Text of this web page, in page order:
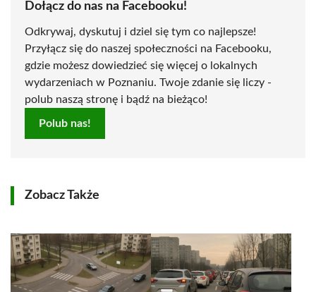
Dołącz do nas na Facebooku!
Odkrywaj, dyskutuj i dziel się tym co najlepsze!
Przyłącz się do naszej społeczności na Facebooku,
gdzie możesz dowiedzieć się więcej o lokalnych
wydarzeniach w Poznaniu. Twoje zdanie się liczy -
polub naszą stronę i bądź na bieżąco!
Polub nas!
Zobacz Także